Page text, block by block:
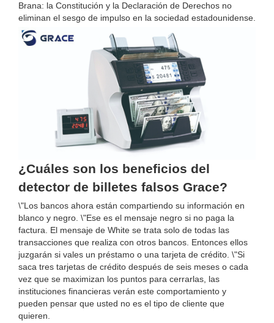
Brana: la Constitución y la Declaración de Derechos no
eliminan el sesgo de impulso en la sociedad estadounidense.
¿Cuáles son los beneficios del
detector de billetes falsos Grace?
\"Los bancos ahora están compartiendo su información en
blanco y negro. \"Ese es el mensaje negro si no paga la
factura. El mensaje de White se trata solo de todas las
transacciones que realiza con otros bancos. Entonces ellos
juzgarán si vales un préstamo o una tarjeta de crédito. \"Si
saca tres tarjetas de crédito después de seis meses o cada
vez que se maximizan los puntos para cerrarlas, las
instituciones financieras verán este comportamiento y
pueden pensar que usted no es el tipo de cliente que
quieren.